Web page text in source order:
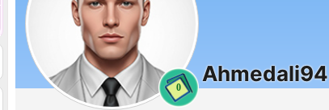
0
Ahmedali94